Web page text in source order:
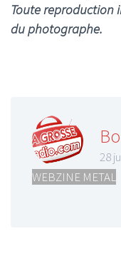
Toute reproduction
du photographe.
28
WEBZINE METAL